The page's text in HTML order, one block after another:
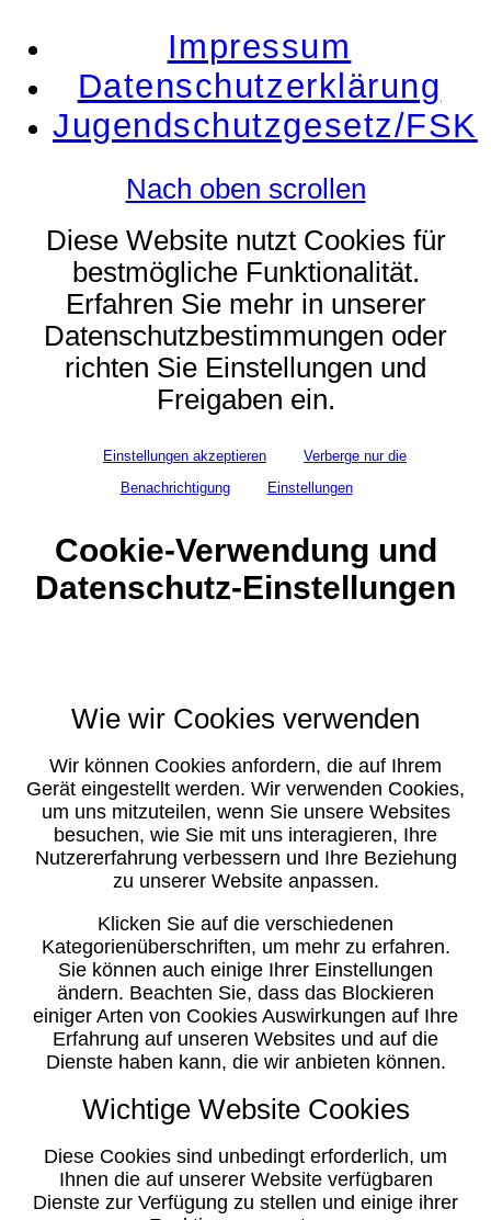
Impressum
Datenschutzerklärung
Jugendschutzgesetz/FSK
Nach oben scrollen
Diese Website nutzt Cookies für
bestmögliche Funktionalität.
Erfahren Sie mehr in unserer
Datenschutzbestimmungen oder
richten Sie Einstellungen und
Freigaben ein.
Einstellungen akzeptieren
Verberge nur die
Benachrichtigung
Einstellungen
Cookie-Verwendung und
Datenschutz-Einstellungen
Wie wir Cookies verwenden
Wir können Cookies anfordern, die auf Ihrem
Gerät eingestellt werden. Wir verwenden Cookies,
um uns mitzuteilen, wenn Sie unsere Websites
besuchen, wie Sie mit uns interagieren, Ihre
Nutzererfahrung verbessern und Ihre Beziehung
zu unserer Website anpassen.
Klicken Sie auf die verschiedenen
Kategorienüberschriften, um mehr zu erfahren.
Sie können auch einige Ihrer Einstellungen
ändern. Beachten Sie, dass das Blockieren
einiger Arten von Cookies Auswirkungen auf Ihre
Erfahrung auf unseren Websites und auf die
Dienste haben kann, die wir anbieten können.
Wichtige Website Cookies
Diese Cookies sind unbedingt erforderlich, um
Ihnen die auf unserer Website verfügbaren
Dienste zur Verfügung zu stellen und einige ihrer